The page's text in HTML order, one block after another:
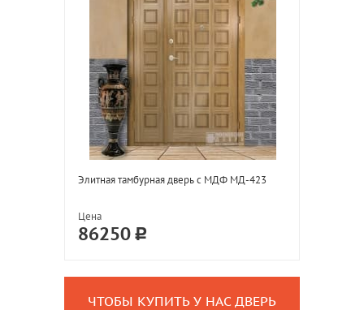
Элитная тамбурная дверь с МДФ МД-423
Цена
86250
ЧТОБЫ КУПИТЬ У НАС ДВЕРЬ